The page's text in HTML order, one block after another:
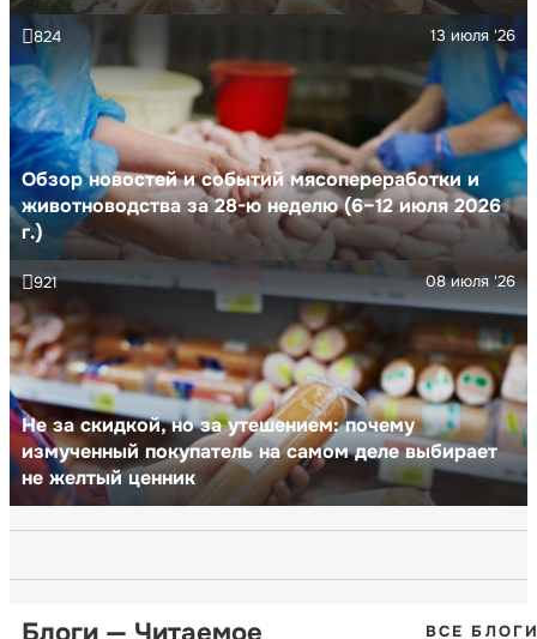
Обзор новостей и событий мясопереработки и
животноводства за 28-ю неделю (6–12 июля 2026
г.)
13 июля '26
824
Не за скидкой, но за утешением: почему
измученный покупатель на самом деле выбирает
не желтый ценник
08 июля '26
921
ВСЕ